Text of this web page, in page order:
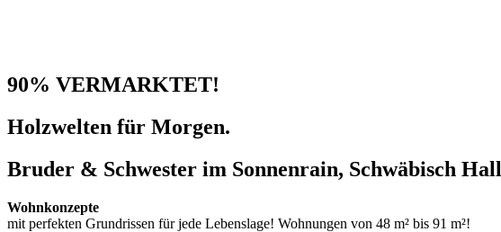
90% VERMARKTET!
Holzwelten für Morgen.
Bruder & Schwester im Sonnenrain, Schwäbisch Hall
Wohnkonzepte
mit perfekten Grundrissen für jede Lebenslage! Wohnungen von 48 m² bis 91 m²!